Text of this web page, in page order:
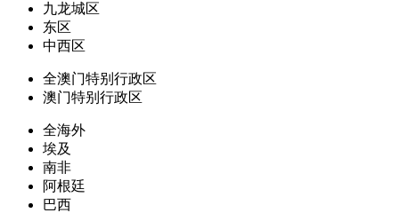
九龙城区
东区
中西区
全澳门特别行政区
澳门特别行政区
全海外
埃及
南非
阿根廷
巴西